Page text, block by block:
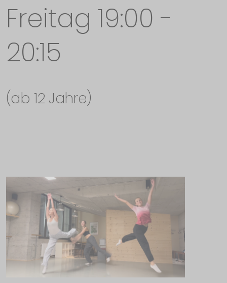
Freitag 19:00 -
20:15
(ab 12 Jahre)